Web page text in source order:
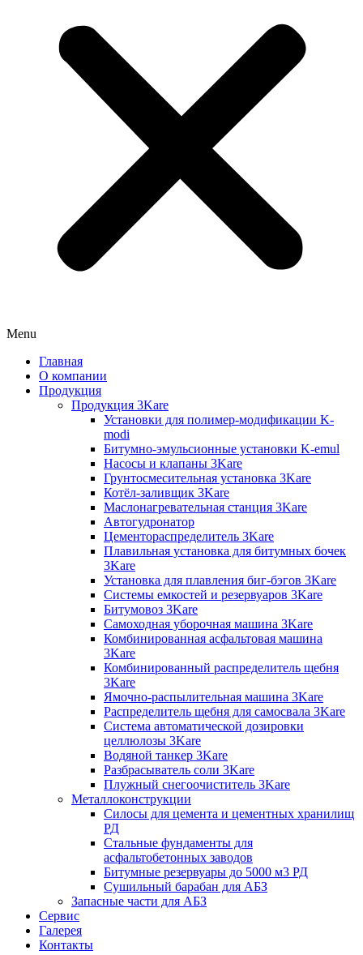
Menu
Главная
О компании
Продукция
Продукция 3Kare
Установки для полимер-модификации K-
modi
Битумно-эмульсионные установки K-emul
Насосы и клапаны 3Kare
Грунтосмесительная установка 3Kare
Котёл-заливщик 3Kare
Маслонагревательная станция 3Kare
Автогудронатор
Цементораспределитель 3Kare
Плавильная установка для битумных бочек
3Kare
Установка для плавления биг-бэгов 3Kare
Системы емкостей и резервуаров 3Kare
Битумовоз 3Kare
Самоходная уборочная машина 3Kare
Комбинированная асфальтовая машина
3Kare
Комбинированный распределитель щебня
3Kare
Ямочно-распылительная машина 3Kare
Распределитель щебня для самосвала 3Kare
Система автоматической дозировки
целлюлозы 3Kare
Водяной танкер 3Kare
Разбрасыватель соли 3Kare
Плужный снегоочиститель 3Kare
Металлоконструкции
Силосы для цемента и цементных хранилищ
РД
Стальные фундаменты для
асфальтобетонных заводов
Битумные резервуары до 5000 м3 РД
Сушильный барабан для АБЗ
Запасные части для АБЗ
Сервис
Галерея
Контакты